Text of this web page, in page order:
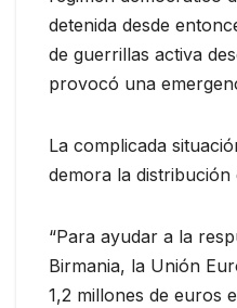
detenida desde
de guerrillas activa
provocó una
La complicada
demora la distribución
“Para ayudar a la
Birmania, la Unión
1,2 millones de euros